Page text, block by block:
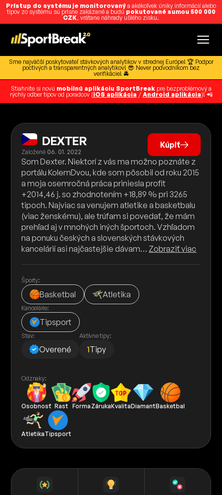
Prístup do systému je monitorovaný a akékoľvek úniky informácií alebo
tipov zo systému sú prísne zakázané a budú pokutované sumou 500 000
CZK, vrátane náhrady ušlého zisku.
Sme najväčší poskytovateľ stávkových analytikov v strednej Európe! 🏆 Podpor
poctivých a transparentných analytikov! 😎 Never podvodníkom bez
verifikácie! 🚔
Stiahnite si novú mobilnú aplikáciu SportBreakpre bezproblémový a
rýchly odber tipov od poradcov (iOS aplikácia / Android aplikácia)! 📲
DEXTER
Založené 06. 01. 2022
Kúpiť
Som Dexter. Niektorí z vás ma možno poznáte z
portálu KolemDvou, kde som pôsobil od roku 2015
a moja osemročná práca priniesla profit
+2014,46 j. so zhodnotením +18,89 % pri 3265
tipoch. Najviac sa venujem atletike a basketbalu
(viac ženskému), ale trúfam si povedať, že mám
prehľad aj v mnohých iných športoch. Vzhľadom
na ponuku českých a slovenských stávkových
kancelárií asi najčastejšie dávam… Zobraziť viac
Športy:
Basketbal Atletika
Kancelárie:
Tipsport
Stav:
Overené
Aktívne tipy:
1Tipy
Odznaky:
Osobnosť Rast Forma ZárukaKvalitaDiamantBasketbal
AtletikaTipsport